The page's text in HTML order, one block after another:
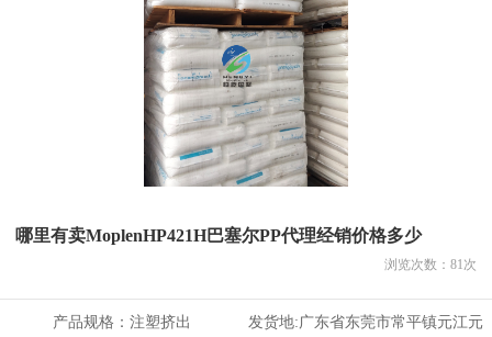
哪里有卖MoplenHP421H巴塞尔PP代理经销价格多少
浏览次数： 81次
产品规格： 注塑挤出 发货地:广东省东莞市常平镇元江元